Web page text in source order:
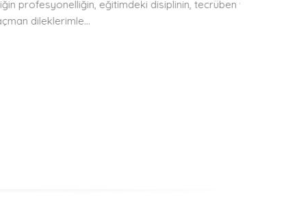
eğitimdeki disiplinin, tecrüben ve en